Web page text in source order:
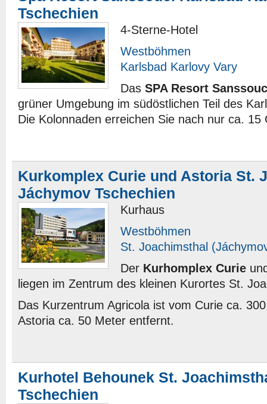
Tschechien
4-Sterne-Hotel
Westböhmen
Karlsbad Karlovy Vary
Das SPA Resort
grüner Umgebung im südöstlichen Teil des
Die Kolonnaden erreichen Sie nach nur ca. 15
Kurkomplex Curie und Astoria St.
Jáchymov Tschechien
Kurhaus
Westböhmen
St. Joachimsthal
Der Kurhomplex Curie
liegen im Zentrum des kleinen Kurortes St.
Das Kurzentrum Agricola ist vom Curie ca.
Astoria ca. 50 Meter entfernt.
Kurhotel Behounek St.
Tschechien